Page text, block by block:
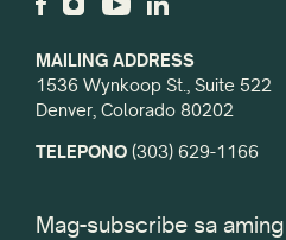
MAILING ADDRESS
1536 Wynkoop St., Suite 522
Denver, Colorado 80202
TELEPONO (303) 629-1166
Mag-subscribe sa